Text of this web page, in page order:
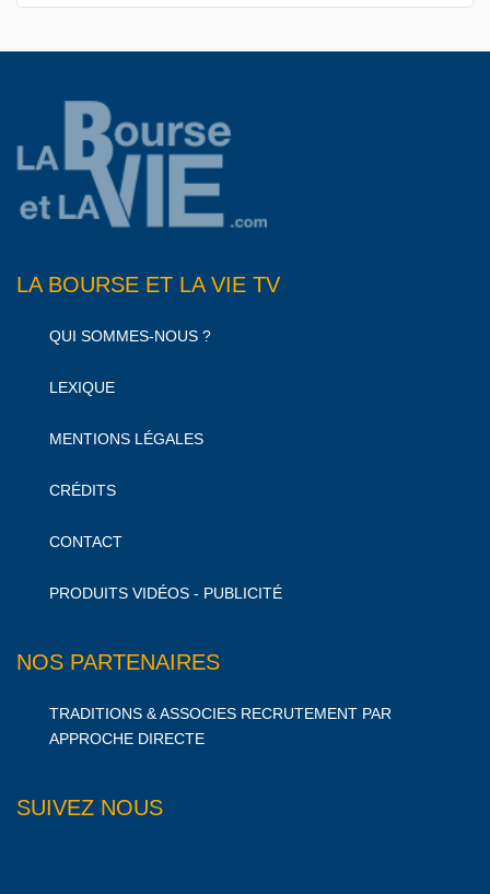
LA BOURSE ET LA VIE TV
QUI SOMMES-NOUS ?
LEXIQUE
MENTIONS LÉGALES
CRÉDITS
CONTACT
PRODUITS VIDÉOS - PUBLICITÉ
NOS PARTENAIRES
TRADITIONS & ASSOCIES RECRUTEMENT PAR
APPROCHE DIRECTE
SUIVEZ NOUS